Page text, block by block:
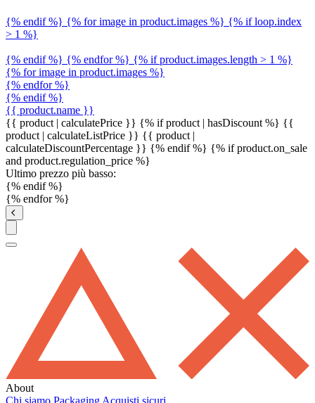
{% endif %} {% for image in product.images %} {% if loop.index
> 1 %}
{% endif %} {% endfor %} {% if product.images.length > 1 %}
{% for image in product.images %}
{% endfor %}
{% endif %}
{{ product.name }}
{{ product | calculatePrice }} {% if product | hasDiscount %} {{
product | calculateListPrice }} {{ product |
calculateDiscountPercentage }} {% endif %} {% if product.on_sale
and product.regulation_price %}
Ultimo prezzo più basso:
{% endif %}
{% endfor %}
About
Chi siamo Packaging Acquisti sicuri